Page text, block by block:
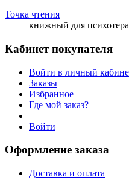
Точка чтения
книжный для
Кабинет покупателя
Войти в личный
Заказы
Избранное
Где мой заказ?
Войти
Оформление заказа
Доставка и оплата